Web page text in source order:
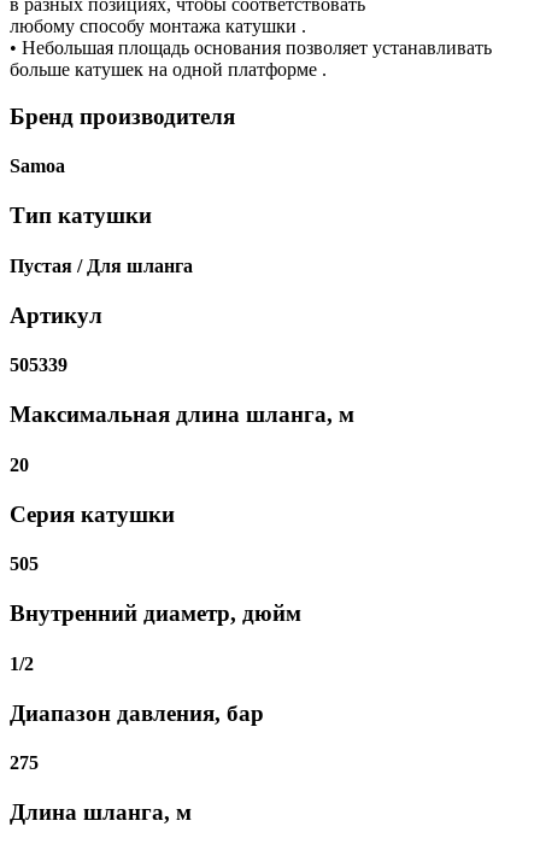
в разных позициях, чтобы соответствовать
любому способу монтажа катушки .
• Небольшая площадь основания позволяет устанавливать
больше катушек на одной платформе .
Бренд производителя
Samoa
Тип катушки
Пустая / Для шланга
Артикул
505339
Максимальная длина шланга, м
20
Серия катушки
505
Внутренний диаметр, дюйм
1/2
Диапазон давления, бар
275
Длина шланга, м